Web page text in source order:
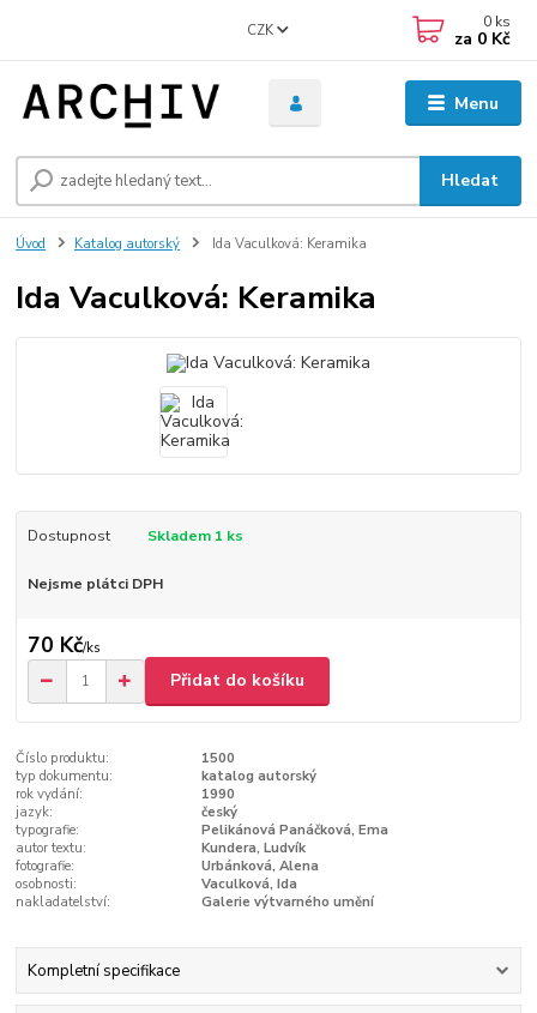
Menu
CZK
Hledat
0 ks
za 0 Kč
Úvod Katalog autorský Ida Vaculková: Keramika
Ida Vaculková: Keramika
Dostupnost Skladem 1 ks
Nejsme plátci DPH
70 Kč/ks
Přidat do košíku
Číslo produktu:
1500
typ dokumentu:
katalog autorský
rok vydání:
1990
jazyk:
český
typografie:
Pelikánová Panáčková, Ema
autor textu:
Kundera, Ludvík
fotografie:
Urbánková, Alena
osobnosti:
Vaculková, Ida
nakladatelství:
Galerie výtvarného umění
Kompletní specifikace